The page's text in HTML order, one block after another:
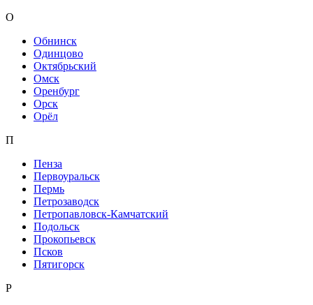
О
Обнинск
Одинцово
Октябрьский
Омск
Оренбург
Орск
Орёл
П
Пенза
Первоуральск
Пермь
Петрозаводск
Петропавловск-Камчатский
Подольск
Прокопьевск
Псков
Пятигорск
Р